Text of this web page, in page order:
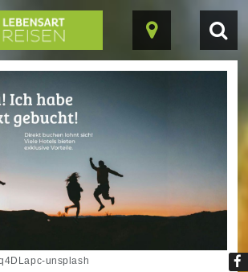
Karte
ein-/
unsplash